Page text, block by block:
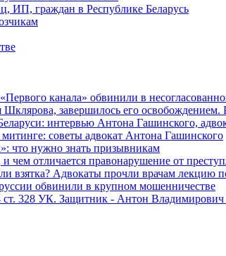
ИП, граждан в Республике Беларусь
канала» обвинили в
Шклярова, завершилось его
интервью Антона Гашинского,
митинге: советы адвокат Антона Гашинского
что нужно знать призывникам
чем отличается правонарушение от
взятка? Адвокаты прочли врачам лекцию
обвинили в крупном мошенничестве
ст. 328 УК. Защитник - Антон